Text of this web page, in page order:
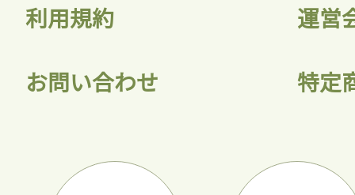
利用規約 運営
お問い合わせ 特定